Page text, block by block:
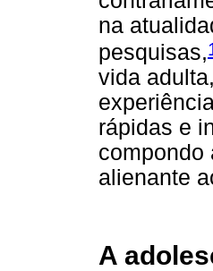
na
pesquisas,
vida
rápidas e
compondo
alienante
A